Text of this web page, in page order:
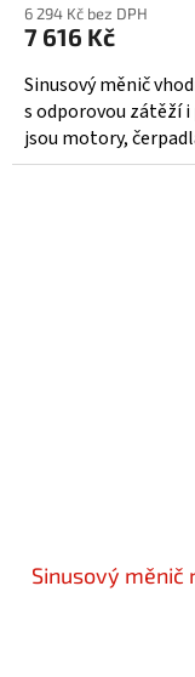
6 294 Kč bez DPH
7 616 Kč
Sinusový měnič
s odporovou zátěží
jsou motory,
Sinusový měnič